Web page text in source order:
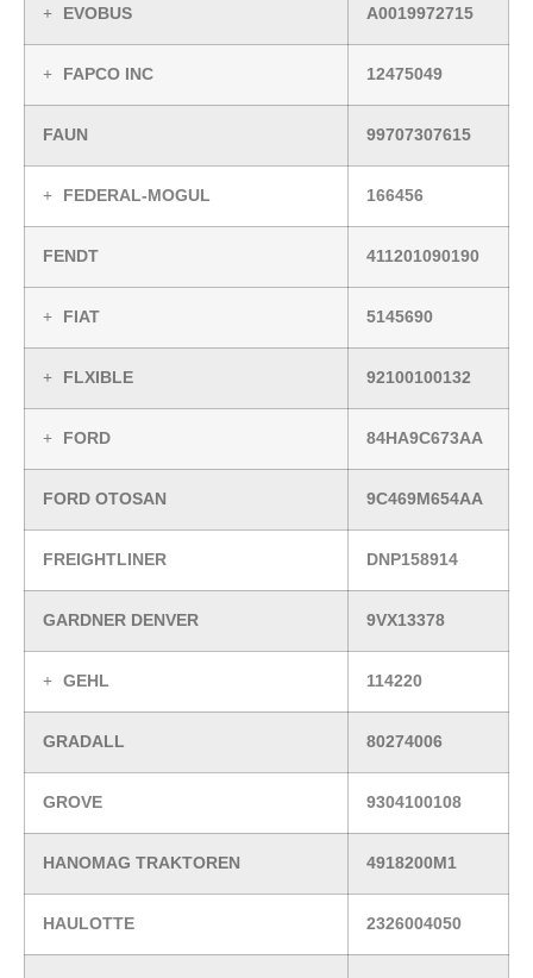
EVOBUS A0019972715
FAPCO INC 12475049
FAUN 99707307615
FEDERAL-MOGUL 166456
FENDT 411201090190
FIAT 5145690
FLXIBLE 92100100132
FORD 84HA9C673AA
FORD OTOSAN 9C469M654AA
FREIGHTLINER DNP158914
GARDNER DENVER 9VX13378
GEHL 114220
GRADALL 80274006
GROVE 9304100108
HANOMAG TRAKTOREN 4918200M1
HAULOTTE 2326004050